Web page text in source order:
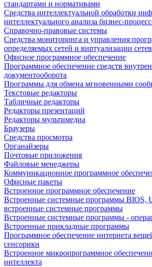
стандартами и нормативами
Средства интеллектуальной обработки
интеллектуального анализа бизнес-
Справочно-правовые системы
Средства мониторинга и управления
определяемых сетей и виртуализации
Офисное программное обеспечение
Программное обеспечение средств
документооборота
Программы для обмена мгновенными
Текстовые редакторы
Табличные редакторы
Редакторы презентаций
Редакторы мультимедиа
Браузеры
Средства просмотра
Органайзеры
Почтовые приложения
Файловые менеджеры
Коммуникационное программное
Офисные пакеты
Встроенное программное обеспечение
Встроенные системные программы BIOS,
встроенные системные программы
Встроенные системные программы -
Встроенные прикладные программы
Программное обеспечение интернета
сенсорики
Встроенное микропрограммное
интеллекта